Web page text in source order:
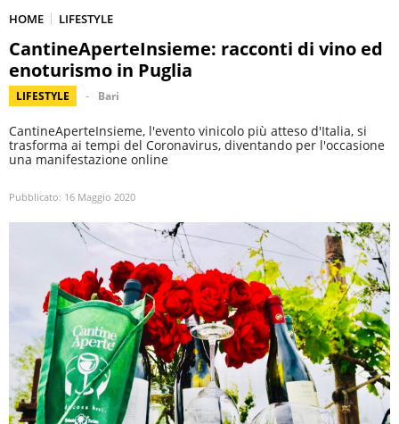
HOME LIFESTYLE
CantineAperteInsieme: racconti di vino ed
enoturismo in Puglia
LIFESTYLE Bari
CantineAperteInsieme, l'evento vinicolo più atteso d'Italia, si
trasforma ai tempi del Coronavirus, diventando per l'occasione
una manifestazione online
Pubblicato: 16 Maggio 2020